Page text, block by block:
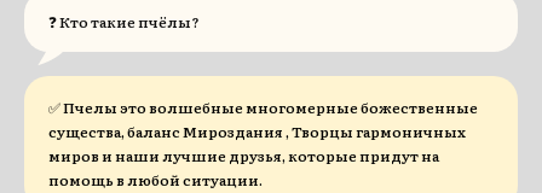
❓ Кто такие пчёлы?
✅ Пчелы это волшебные многомерные божественные
существа, баланс Мироздания , Творцы гармоничных
миров и наши лучшие друзья, которые придут на
помощь в любой ситуации.